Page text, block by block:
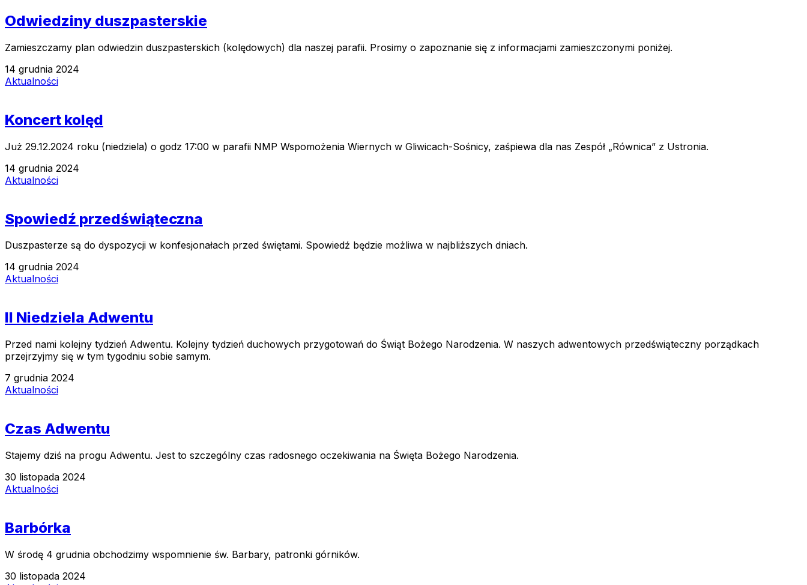
Odwiedziny duszpasterskie
Zamieszczamy plan odwiedzin duszpasterskich (kolędowych) dla naszej parafii. Prosimy o zapoznanie się z informacjami zamieszczonymi poniżej.
14 grudnia 2024
Aktualności
Koncert kolęd
Już 29.12.2024 roku (niedziela) o godz 17:00 w parafii NMP Wspomożenia Wiernych w Gliwicach-Sośnicy, zaśpiewa dla nas Zespół „Równica” z Ustronia.
14 grudnia 2024
Aktualności
Spowiedź przedświąteczna
Duszpasterze są do dyspozycji w konfesjonałach przed świętami. Spowiedź będzie możliwa w najbliższych dniach.
14 grudnia 2024
Aktualności
II Niedziela Adwentu
Przed nami kolejny tydzień Adwentu. Kolejny tydzień duchowych przygotowań do Świąt Bożego Narodzenia. W naszych adwentowych przedświąteczny porządkach
przejrzyjmy się w tym tygodniu sobie samym.
7 grudnia 2024
Aktualności
Czas Adwentu
Stajemy dziś na progu Adwentu. Jest to szczególny czas radosnego oczekiwania na Święta Bożego Narodzenia.
30 listopada 2024
Aktualności
Barbórka
W środę 4 grudnia obchodzimy wspomnienie św. Barbary, patronki górników.
30 listopada 2024